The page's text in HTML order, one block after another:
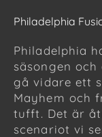
Philadelphia
Philadelphia
säsongen
gå vidare ett
Mayhem och
tufft. Det är
scenariot vi